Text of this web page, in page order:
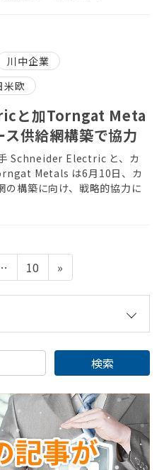
川中企業
米欧
と加Torngat Meta
供給網構築で協力
Schneider Electric と、カ
Metals は6月10日、カ
の構築に向け、戦略的協力に
固
定
ペ
ジ
10 »